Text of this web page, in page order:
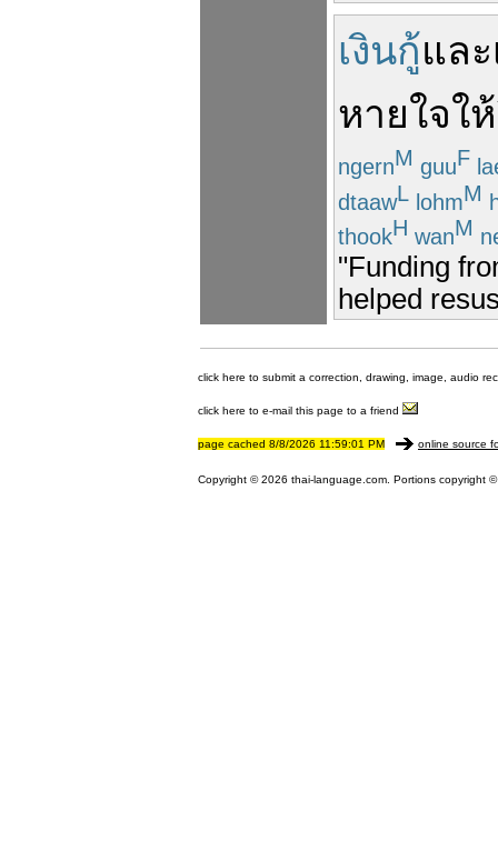
เงินกู้และ
หายใจให้
ngernM guuF
dtaawL lohmM
thookH wanM
"Funding
helped
click here to submit a correction, drawing, image, audio
click here to e-mail this page to a friend
page cached 8/8/2026 11:59:01 PM online source
Copyright © 2026 thai-language.com. Portions copyright